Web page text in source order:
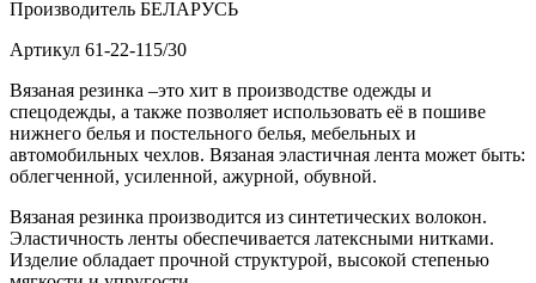
Производитель БЕЛАРУСЬ
Артикул 61-22-115/30
Вязаная резинка –это хит в производстве одежды и
спецодежды, а также позволяет использовать её в пошиве
нижнего белья и постельного белья, мебельных и
автомобильных чехлов. Вязаная эластичная лента может быть:
облегченной, усиленной, ажурной, обувной.
Вязаная резинка производится из синтетических волокон.
Эластичность ленты обеспечивается латексными нитками.
Изделие обладает прочной структурой, высокой степенью